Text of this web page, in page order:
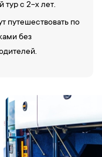
вход 200 рублей с
каньона к
мельница,
тур с 2-х лет.
путешествовать по
без